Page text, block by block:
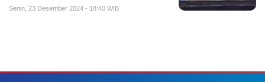
Senin, 23 Desember 2024 - 18:40 WIB